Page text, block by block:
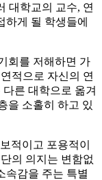
대학교의 교수, 연
하게 될 학생들에
회를 저해하면 가
적으로 자신의 연
른 대학으로 옮겨
을 소홀히 하고 있
적이고 포용적이
의 의지는 변함없
속감을 주는 특별